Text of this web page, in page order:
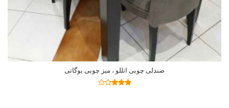
صندلی چوبی اتللو ، میز چوبی بوگاتی
اطلاعات بیشتر